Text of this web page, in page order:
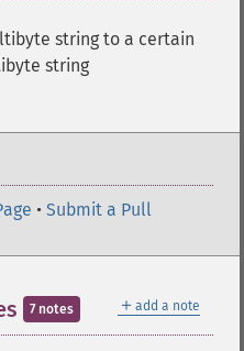
string to a certain
string
• Submit a Pull
＋ add a note
7 notes